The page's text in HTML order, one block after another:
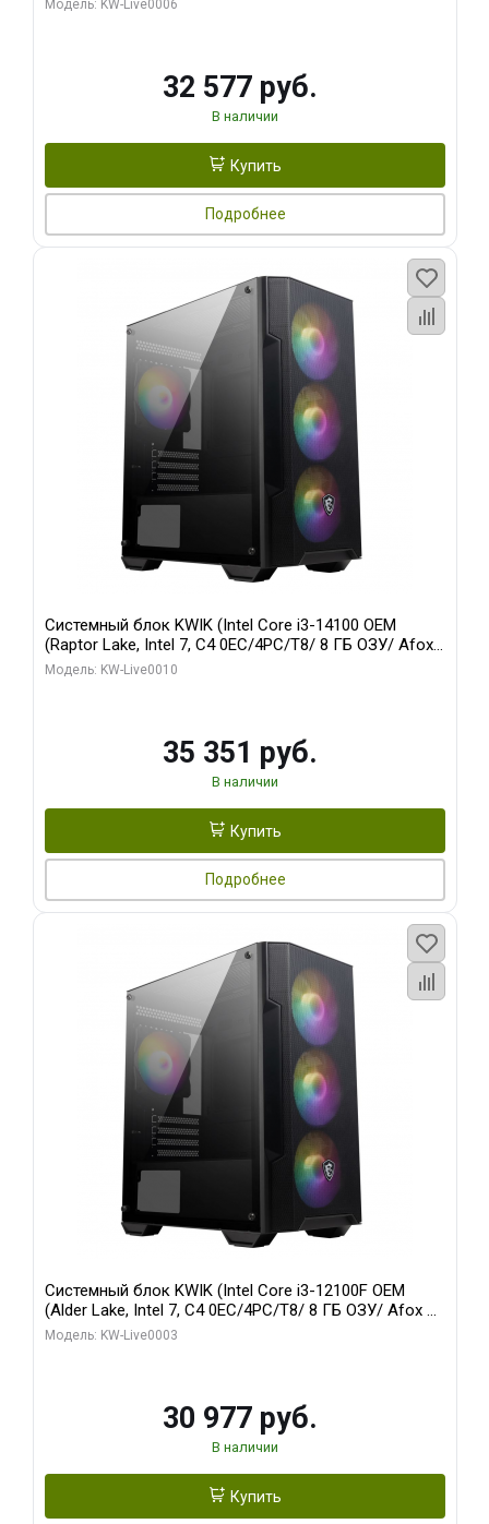
Модель: KW-Live0006
32 577 руб.
В наличии
Купить
Подробнее
Системный блок KWIK (Intel Core i3-14100 OEM
(Raptor Lake, Intel 7, C4 0EC/4PC/T8/ 8 ГБ ОЗУ/ Afox
R5 220 1GB DDR3 64bit VGA DVI HDMI 1FAN LP RTL /
Модель: KW-Live0010
35 351 руб.
В наличии
Купить
Подробнее
Системный блок KWIK (Intel Core i3-12100F OEM
(Alder Lake, Intel 7, C4 0EC/4PC/T8/ 8 ГБ ОЗУ/ Afox R5
220 1GB DDR3 64bit VGA DVI HDMI 1FAN LP RTL / 128
Модель: KW-Live0003
30 977 руб.
В наличии
Купить